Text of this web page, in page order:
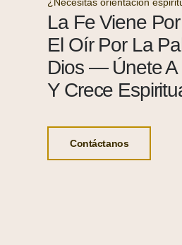
La Fe Viene
El Oír Por La
Dios — Únete A
Y Crece
Contáctanos